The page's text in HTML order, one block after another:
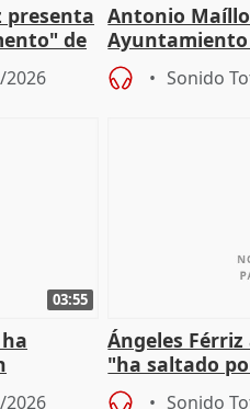
presenta
de
2026
Antonio
especulador
JiménezSonido
03:55
2026
Ángeles
"ha saltado
negociación
Sonido